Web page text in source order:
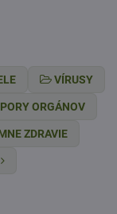
VÍRUSY
ORGÁNOV
ZDRAVIE